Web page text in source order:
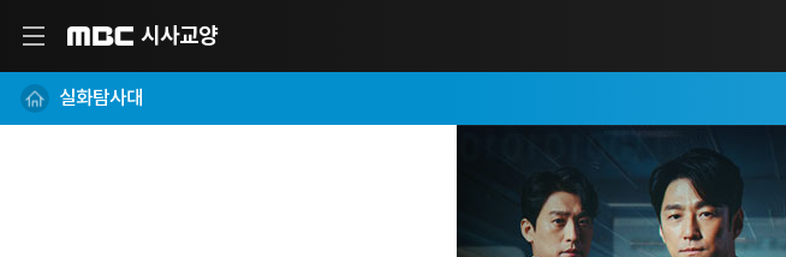
시사교양
실화탐사대